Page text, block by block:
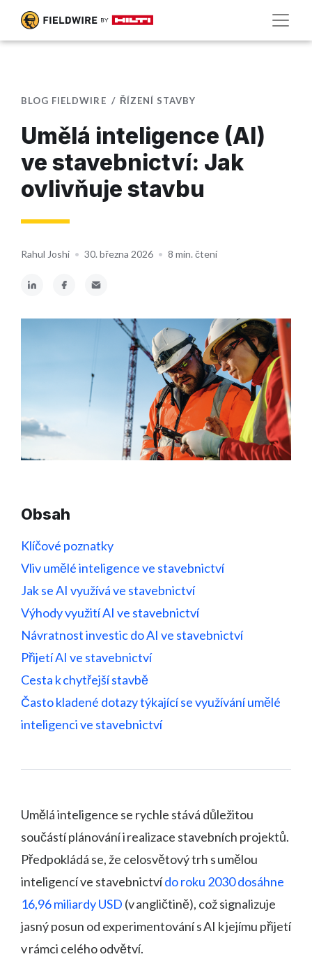
BLOG FIELDWIRE ŘÍZENÍ STAVBY
Umělá inteligence (AI)
ve stavebnictví: Jak
ovlivňuje stavbu
Rahul Joshi • 30. března 2026 • 8 min. čtení
Obsah
Klíčové poznatky
Vliv umělé inteligence ve stavebnictví
Jak se AI využívá ve stavebnictví
Výhody využití AI ve stavebnictví
Návratnost investic do AI ve stavebnictví
Přijetí AI ve stavebnictví
Cesta k chytřejší stavbě
Často kladené dotazy týkající se využívání umělé
inteligenci ve stavebnictví
Umělá inteligence se rychle stává důležitou
součástí plánování i realizace stavebních projektů.
Předpokládá se, že celosvětový trh s umělou
inteligencí ve stavebnictvído roku 2030 dosáhne
16,96 miliardy USD (v angličtině), což signalizuje
jasný posun od experimentování s AI k jejímu přijetí
v rámci celého odvětví.